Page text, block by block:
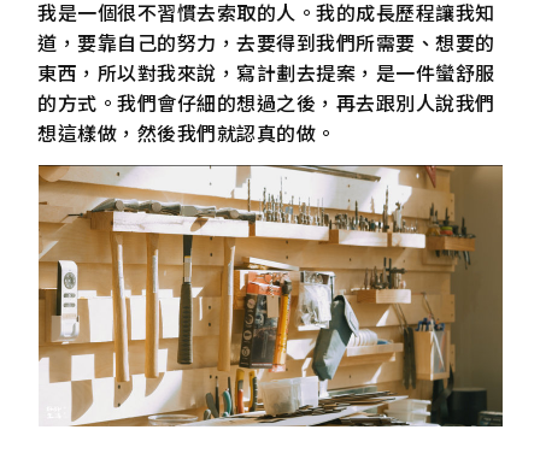
我是一個很不習慣去索取的人。我的成長歷程讓我知
道，要靠自己的努力，去要得到我們所需要、想要的
東西，所以對我來說，寫計劃去提案，是一件蠻舒服
的方式。我們會仔細的想過之後，再去跟別人說我們
想這樣做，然後我們就認真的做。